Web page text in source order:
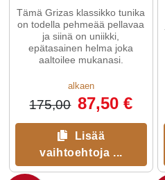
Tämä Grizas klassikko tunika
on todella pehmeää pellavaa
ja siinä on uniikki,
epätasainen helma joka
aaltoilee mukanasi.
alkaen
175,00 87,50 €
Lisää
vaihtoehtoja ...